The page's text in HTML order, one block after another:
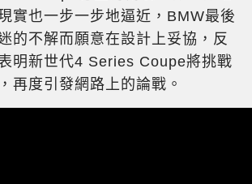
實也一步一步地逼近，BMW最後
的不解而願意在設計上妥協，反
明新世代4 Series Coupe將挑戰
再度引發網路上的論戰。